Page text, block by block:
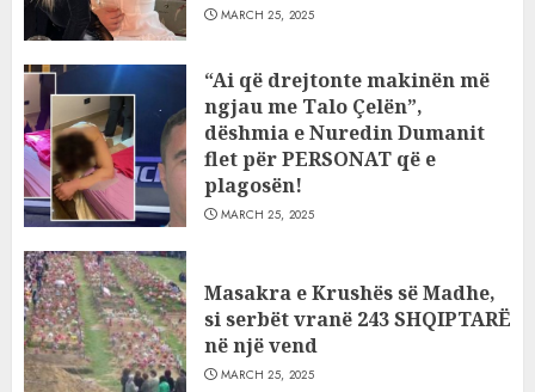
MARCH 25, 2025
“Ai që drejtonte makinën më
ngjau me Talo Çelën”,
dëshmia e Nuredin Dumanit
flet për PERSONAT që e
plagosën!
MARCH 25, 2025
Masakra e Krushës së Madhe,
si serbët vranë 243 SHQIPTARË
në një vend
MARCH 25, 2025